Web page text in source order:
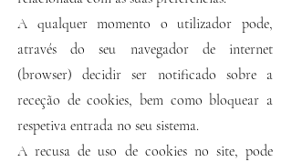
A qualquer momento o utilizador pode,
através do seu navegador de internet
(browser) decidir ser notificado sobre a
receção de cookies, bem como bloquear a
respetiva entrada no seu sistema.
A recusa de uso de cookies no site, pode